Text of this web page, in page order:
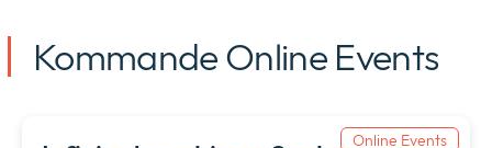
Kommande Online Events
Online Events